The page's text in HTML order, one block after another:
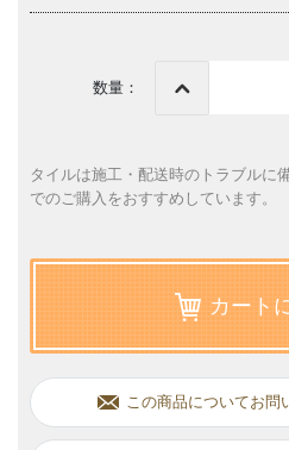
数量：
タイルは施工・配送時のトラブルに
でのご購入をおすすめしています。
カート
この商品についてお問